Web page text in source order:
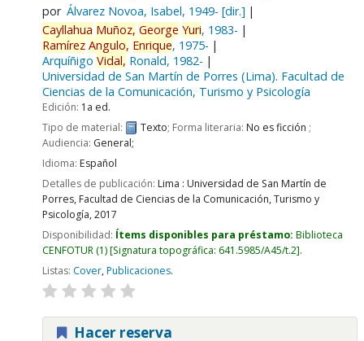
por Álvarez Novoa, Isabel, 1949- [dir.]
Cayllahua Muñoz, George Yuri, 1983-
Ramírez Angulo, Enrique, 1975-
Arquíñigo Vidal, Ronald, 1982-
Universidad de San Martín de Porres (Lima). Facultad de
Ciencias de la Comunicación, Turismo y Psicología
Edición: 1a ed.
Tipo de material:
Texto; Forma literaria: No es ficción ;
Audiencia: General;
Idioma: Español
Detalles de publicación: Lima : Universidad de San Martín de
Porres, Facultad de Ciencias de la Comunicación, Turismo y
Psicología,2017
Disponibilidad: Ítems disponibles para préstamo: Biblioteca
CENFOTUR(1) Signatura topográfica: 641.5985/A45/t.2 .
Listas: Cover,Publicaciones.
Hacer reserva